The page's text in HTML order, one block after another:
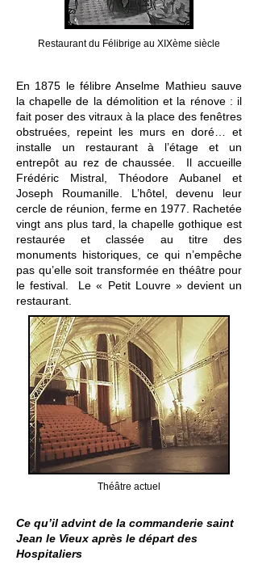
Restaurant du Félibrige au XIXème siècle
En 1875 le félibre Anselme Mathieu sauve
la chapelle de la démolition et la rénove : il
fait poser des vitraux à la place des fenêtres
obstruées, repeint les murs en doré… et
installe un restaurant à l’étage et un
entrepôt au rez de chaussée. Il accueille
Frédéric Mistral, Théodore Aubanel et
Joseph Roumanille. L’hôtel, devenu leur
cercle de réunion, ferme en 1977. Rachetée
vingt ans plus tard, la chapelle gothique est
restaurée et classée au titre des
monuments historiques, ce qui n’empêche
pas qu’elle soit transformée en théâtre pour
le festival. Le « Petit Louvre » devient un
restaurant.
Théâtre actuel
Ce qu’il advint de la commanderie saint
Jean le Vieux après le départ des
Hospitaliers